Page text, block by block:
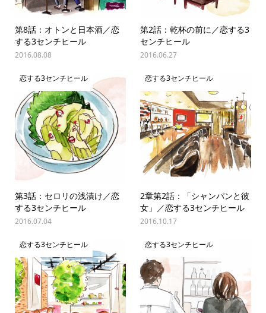
第8話：オトンと日本酒／恋
する3センチヒール
2016.08.08
第2話：乾杯の前に／恋する3
センチヒール
2016.06.27
恋する3センチヒール
第3話：セロリの浅漬け／恋
する3センチヒール
2016.07.04
恋する3センチヒール
2章第2話：「シャンパンと彼
女」／恋する3センチヒール
2016.10.17
恋する3センチヒール 恋する3センチヒール